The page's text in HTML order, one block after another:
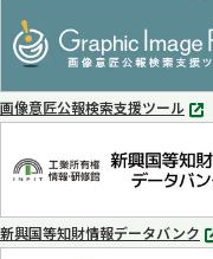
ブ
で
開
く
画像意匠公報検索支援ツール
別
ブ
で
く
新興国等知財情報データバンク
別